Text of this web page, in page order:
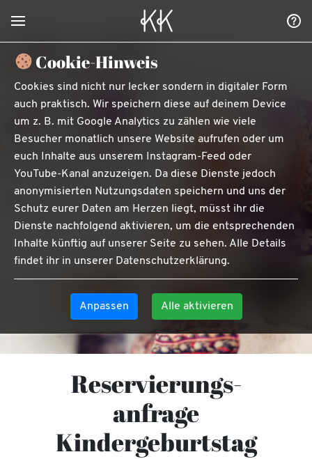
Keramik
Cookie-Hinweis
Cookies sind nicht nur lecker sondern in digitaler Form
auch praktisch. Wir speichern diese auf deinem Device
um z. B. mit Google Analytics zu zählen wie viele
Besucher monatlich unsere Website aufrufen oder um
euch Inhalte aus unserem Instagram-Feed oder
YouTube-Kanal anzuzeigen. Da diese Dienste jedoch
anonymisierten Nutzungsdaten speichern und uns der
Schutz eurer Daten am Herzen liegt, müsst ihr die
Dienste nachfolgend aktivieren, um die entsprechenden
Inhalte künftig auf unserer Seite zu sehen. Alle Details
findet ihr in unserer Datenschutzerklärung.
Anpassen Alle aktivieren
Reservierungs-
anfrage
Kindergeburtstag